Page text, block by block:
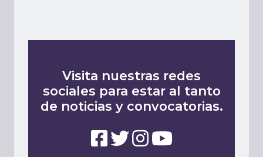
Visita nuestras redes
sociales para estar al tanto
de noticias y convocatorias.